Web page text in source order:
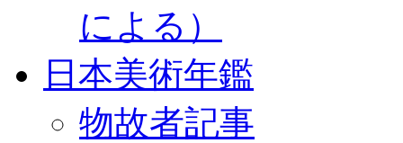
による）
日本美術年鑑
物故者記事